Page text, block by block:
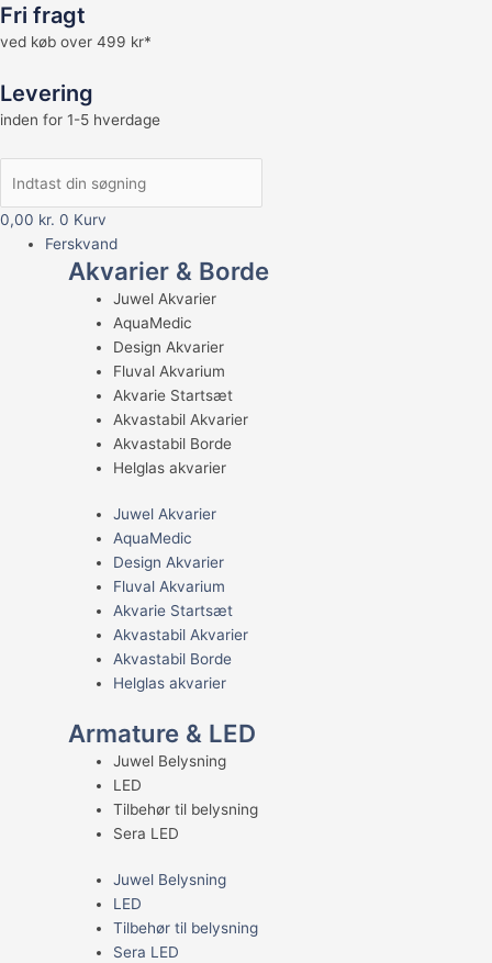
Fri fragt
ved køb over 499 kr*
Levering
inden for 1-5 hverdage
0,00 kr. 0 Kurv
Ferskvand
Akvarier & Borde
Juwel Akvarier
AquaMedic
Design Akvarier
Fluval Akvarium
Akvarie Startsæt
Akvastabil Akvarier
Akvastabil Borde
Helglas akvarier
Juwel Akvarier
AquaMedic
Design Akvarier
Fluval Akvarium
Akvarie Startsæt
Akvastabil Akvarier
Akvastabil Borde
Helglas akvarier
Armature & LED
Juwel Belysning
LED
Tilbehør til belysning
Sera LED
Juwel Belysning
LED
Tilbehør til belysning
Sera LED